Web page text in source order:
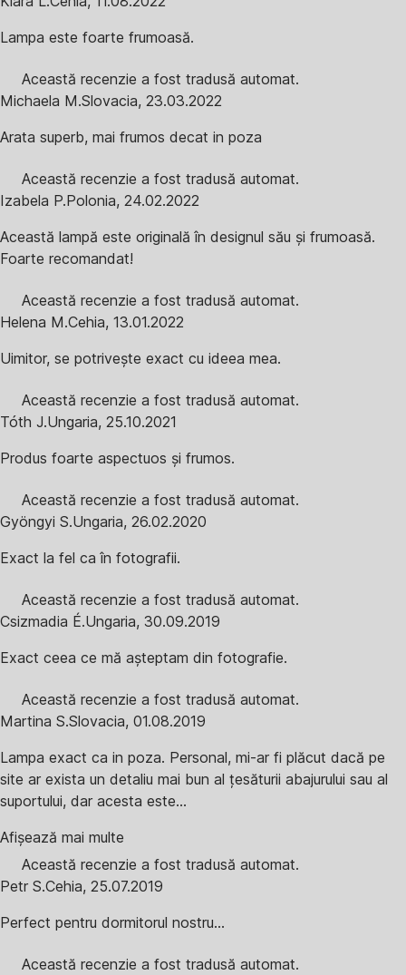
Lampa este foarte frumoasă.
Această recenzie a fost tradusă automat.
Michaela M.Slovacia, 23.03.2022
Arata superb, mai frumos decat in poza
Această recenzie a fost tradusă automat.
Izabela P.Polonia, 24.02.2022
Această lampă este originală în designul său și frumoasă.
Foarte recomandat!
Această recenzie a fost tradusă automat.
Helena M.Cehia, 13.01.2022
Uimitor, se potrivește exact cu ideea mea.
Această recenzie a fost tradusă automat.
Tóth J.Ungaria, 25.10.2021
Produs foarte aspectuos și frumos.
Această recenzie a fost tradusă automat.
Gyöngyi S.Ungaria, 26.02.2020
Exact la fel ca în fotografii.
Această recenzie a fost tradusă automat.
Csizmadia É.Ungaria, 30.09.2019
Exact ceea ce mă așteptam din fotografie.
Această recenzie a fost tradusă automat.
Martina S.Slovacia, 01.08.2019
Lampa exact ca in poza. Personal, mi-ar fi plăcut dacă pe
site ar exista un detaliu mai bun al țesăturii abajurului sau al
suportului, dar acesta este...
Afișează mai multe
Această recenzie a fost tradusă automat.
Petr S.Cehia, 25.07.2019
Perfect pentru dormitorul nostru...
Această recenzie a fost tradusă automat.